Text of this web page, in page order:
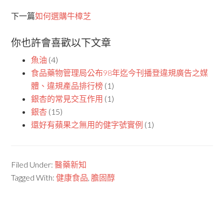
下一篇如何選購牛樟芝
你也許會喜歡以下文章
魚油 (4)
食品藥物管理局公布98年迄今刊播登違規廣告之媒
體、違規產品排行榜 (1)
銀杏的常見交互作用 (1)
銀杏 (15)
還好有蘋果之無用的健字號實例 (1)
Filed Under:醫藥新知
Tagged With:健康食品, 膽固醇